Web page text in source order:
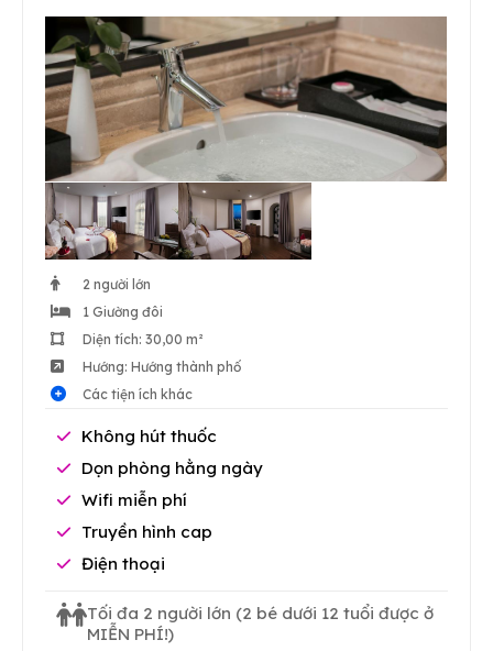
2 người lớn
1 Giường đôi
Diện tích: 30,00 m²
Hướng: Hướng thành phố
Các tiện ích khác
Không hút thuốc
Dọn phòng hằng ngày
Wifi miễn phí
Truyền hình cap
Điện thoại
Tối đa 2 người lớn (2 bé dưới 12 tuổi được ở
MIỄN PHÍ!)